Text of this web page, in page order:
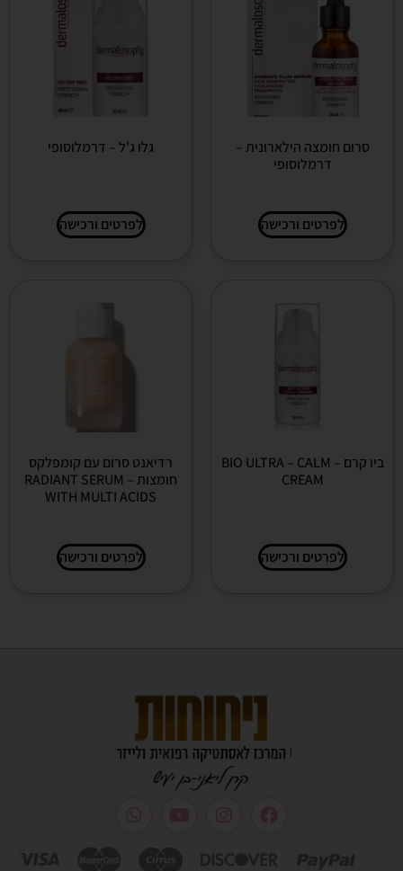
סרום חומצה הילארונית –
דרמלוסופי
לפרטים ורכישה
גלו ג'ל – דרמלוסופי
לפרטים ורכישה
ביו קרם – BIO ULTRA – CALM
CREAM
לפרטים ורכישה
רדיאנט סרום עם קומפלקס
חומצות – RADIANT SERUM
WITH MULTI ACIDS
לפרטים ורכישה